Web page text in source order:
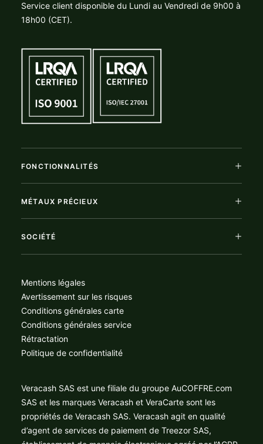
Service client disponible du Lundi au Vendredi de 9h00 à
18h00 (CET).
FONCTIONNALITÉS
MÉTAUX PRÉCIEUX
SOCIÉTÉ
Mentions légales
Avertissement sur les risques
Conditions générales carte
Conditions générales service
Rétractation
Politique de confidentialité
Veracash SAS est une filiale du groupe AuCOFFRE.com
SAS et les marques Veracash et VeraCarte sont les
propriétés de Veracash SAS. Veracash agit en qualité
d’agent de services de paiement de Treezor SAS,